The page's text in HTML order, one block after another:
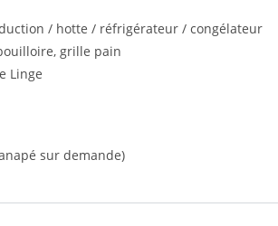
/ hotte / réfrigérateur / congélateur
grille pain
Linge
sur demande)